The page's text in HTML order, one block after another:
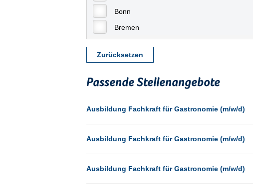
Bonn
Bremen
Celle
Chemnitz
Dresden
Düsseldorf
Erfurt
Essen
Frankfurt
Zurücksetzen
Passende Stellenangebote
Ausbildung Fachkraft für Gastronomie (m/w/d)
Ausbildung Fachkraft für Gastronomie (m/w/d)
Ausbildung Fachkraft für Gastronomie (m/w/d)